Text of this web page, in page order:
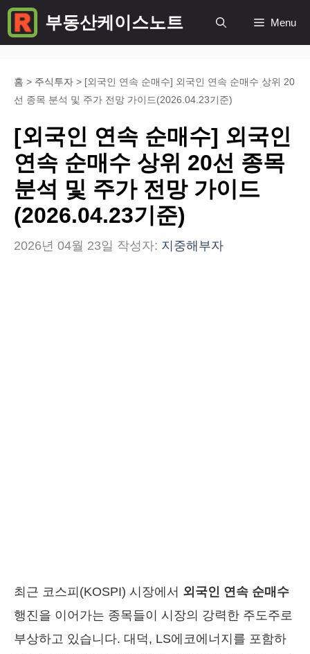
컨
텐
부동산케이스노트 Menu
홈 > 주식투자 > [외국인 연속 순매수] 외국인 연속 순매수 상위 20
선 종목 분석 및 주가 전망 가이드(2026.04.23기준)
[외국인 연속 순매수] 외국인
연속 순매수 상위 20선 종목
분석 및 주가 전망 가이드
(2026.04.23기준)
2026년 04월 23일 작성자: 지중해부자
최근 코스피(KOSPI) 시장에서 외국인 연속 순매수
행진을 이어가는 종목들이 시장의 강력한 주도주로
부상하고 있습니다. 대덕, LS에코에너지를 포함하